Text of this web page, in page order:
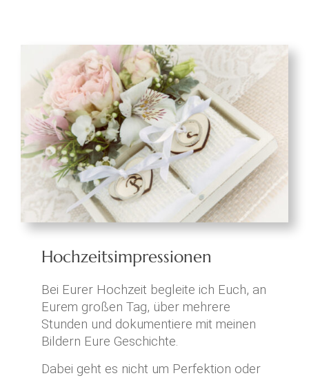
Hochzeitsimpressionen
Bei Eurer Hochzeit begleite ich Euch, an
Eurem großen Tag, über mehrere
Stunden und dokumentiere mit meinen
Bildern Eure Geschichte.
Dabei geht es nicht um Perfektion oder